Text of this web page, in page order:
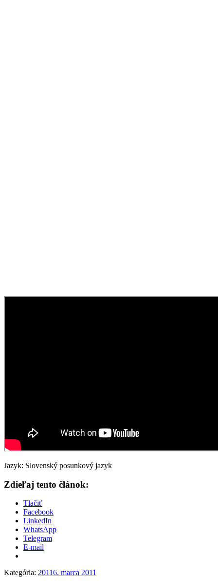
Jazyk: Slovenský posunkový jazyk
Zdieľaj tento článok:
Tlačiť
Facebook
LinkedIn
WhatsApp
Telegram
E-mail
Kategória: 20116. marca 2011